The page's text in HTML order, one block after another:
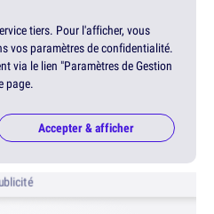
tiers. Pour l'afficher, vous
vos paramètres de confidentialité.
via le lien "Paramètres de Gestion
page.
Accepter & afficher